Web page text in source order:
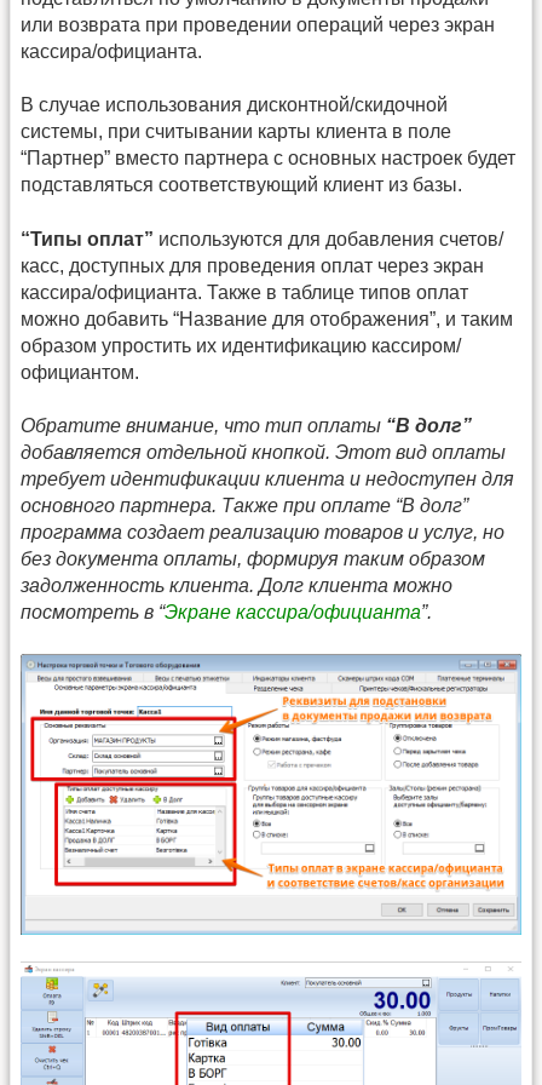
или возврата при проведении операций через экран
кассира/официанта.
В случае использования дисконтной/скидочной
системы, при считывании карты клиента в поле
“Партнер” вместо партнера с основных настроек будет
подставляться соответствующий клиент из базы.
“Типы оплат” используются для добавления счетов/
касс, доступных для проведения оплат через экран
кассира/официанта. Также в таблице типов оплат
можно добавить “Название для отображения”, и таким
образом упростить их идентификацию кассиром/
официантом.
Обратите внимание, что тип оплаты “В долг”
добавляется отдельной кнопкой. Этот вид оплаты
требует идентификации клиента и недоступен для
основного партнера. Также при оплате “В долг”
программа создает реализацию товаров и услуг, но
без документа оплаты, формируя таким образом
задолженность клиента. Долг клиента можно
посмотреть в “Экране кассира/официанта”.